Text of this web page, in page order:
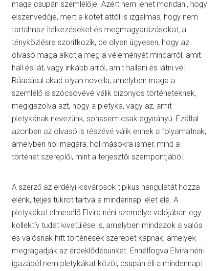
maga csupán szemlélője. Azért nem lehet mondani, hogy
elszenvedője, mert a kötet attól is izgalmas, hogy nem
tartalmaz ítélkezéseket és megmagyarázásokat, a
tényközlésre szorítkozik, de olyan ügyesen, hogy az
olvasó maga alkotja meg a véleményét mindarról, amit
hall és lát, vagy inkább arról, amit hallani és látni vél.
Ráadásul akad olyan novella, amelyben maga a
szemlélő is szócsövévé válik bizonyos történeteknek,
megigazolva azt, hogy a pletyka, vagy az, amit
pletykának nevezünk, sohasem csak egyirányú. Ezáltal
azonban az olvasó is részévé válik ennek a folyamatnak,
amelyben hol magára, hol másokra ismer, mind a
történet szereplői, mint a terjesztői szempontjából.
A szerző az erdélyi kisvárosok tipikus hangulatát hozza
elénk, teljes tükröt tartva a mindennapi élet elé. A
pletykákat elmesélő Elvira néni személye valójában egy
kollektív tudat kivetülése is, amelyben mindazok a valós
és valósnak hitt történések szerepet kapnak, amelyek
megragadják az érdeklődésünket. Ennélfogva Elvira néni
igazából nem pletykákat közöl, csupán éli a mindennapi